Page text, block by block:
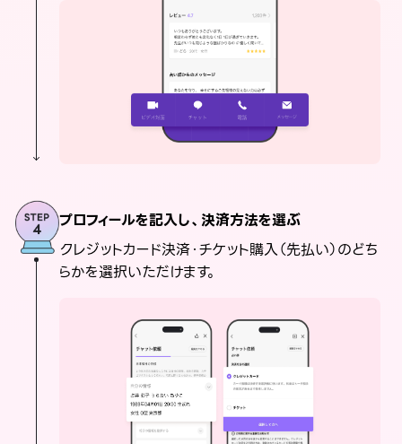
プロフィールを記入し、決済方法を選ぶ
クレジットカード決済・チケット購入（先払い）のどち
らかを選択いただけます。